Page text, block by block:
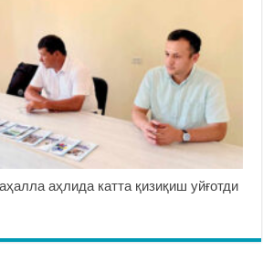
аҳлида катта қизиқиш уйғотди